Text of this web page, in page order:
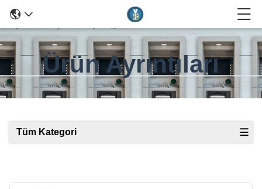
Ürün Ayrıntıları
Tüm Kategori